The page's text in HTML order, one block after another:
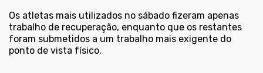
Os atletas mais utilizados no sábado fizeram apenas
trabalho de recuperação, enquanto que os restantes
foram submetidos a um trabalho mais exigente do
ponto de vista físico.